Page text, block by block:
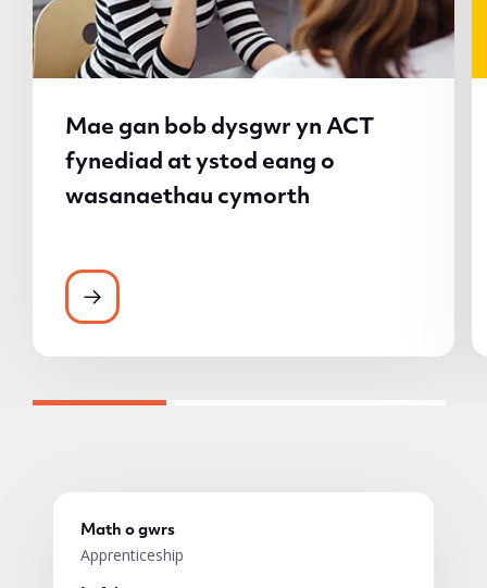
Mae gan bob dysgwr yn ACT
fynediad at ystod eang o
wasanaethau cymorth
Mae gan bob dysgwr yn ACT fynediad at
Math o gwrs
Apprenticeship